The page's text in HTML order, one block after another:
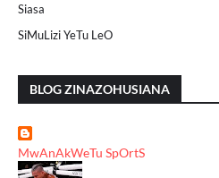
Siasa
SiMuLizi YeTu LeO
BLOG ZINAZOHUSIANA
MwAnAkWeTu SpOrtS